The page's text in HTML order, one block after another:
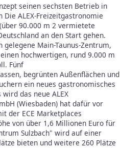
seinen sechsten Betrieb in
ALEX-Freizeitgastronomie
90.000 m 2 vermietete
an den Start gehen.
Main-Taunus-Zentrum,
hochwertigen, rund 9.000 m
Fünf
begrünten Außenflächen und
ein neues gastronomisches
das neue ALEX
(Wiesbaden) hat dafür vor
der ECE Marketplaces
von über 1,6 Millionen Euro für
Sulzbach" wird auf einer
bieten und weitere 260 Plätze